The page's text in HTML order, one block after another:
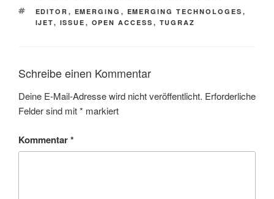
SCHLAGWÖRTER
EDITOR , EMERGING , EMERGING TECHNOLOGES ,
IJET, ISSUE , OPEN ACCESS , TUGRAZ
Schreibe einen Kommentar
Deine E-Mail-Adresse wird nicht veröffentlicht. Erforderliche
Felder sind mit* markiert
Kommentar*